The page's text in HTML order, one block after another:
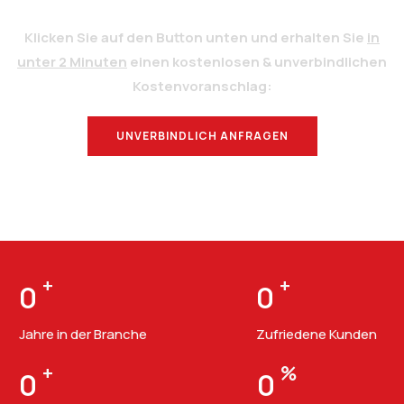
Klicken Sie auf den Button unten und erhalten Sie in
unter 2 Minuten einen kostenlosen & unverbindlichen
Kostenvoranschlag:
UNVERBINDLICH ANFRAGEN
0 +
Jahre in der Branche
0 +
Zufriedene Kunden
0 + 0 %